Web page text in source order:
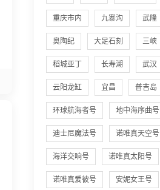
重庆市内 九寨沟 武隆
奥陶纪 大足石刻 三峡
稻城亚丁 长寿湖 武汉
云阳龙缸 宜昌 普吉岛
环球航海者号 地中海序曲号
迪士尼魔法号 诺唯真天空号
海洋交响号 诺唯真太阳号
诺唯真爱彼号 安妮女王号